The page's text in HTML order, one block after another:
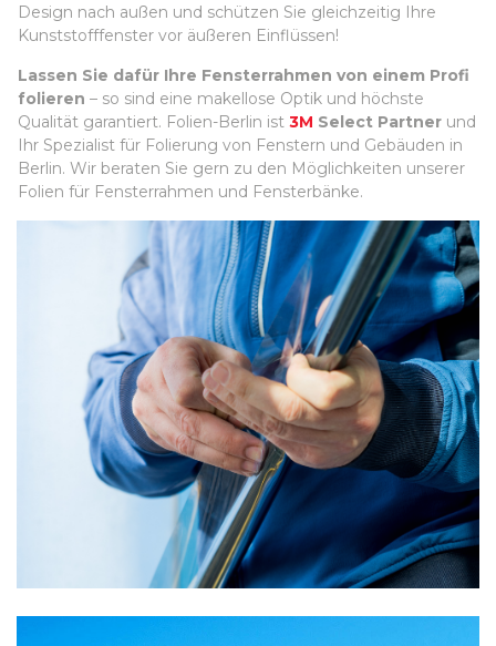
Design nach außen und schützen Sie gleichzeitig Ihre
Kunststofffenster vor äußeren Einflüssen!
Lassen Sie dafür Ihre Fensterrahmen von einem Profi
folieren – so sind eine makellose Optik und höchste
Qualität garantiert. Folien-Berlin ist 3M Select Partner und
Ihr Spezialist für Folierung von Fenstern und Gebäuden in
Berlin. Wir beraten Sie gern zu den Möglichkeiten unserer
Folien für Fensterrahmen und Fensterbänke.